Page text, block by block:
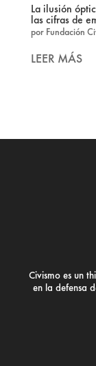
La ilusión
las cifras de
por Fundación
LEER MÁS
Civismo es un
en la defensa